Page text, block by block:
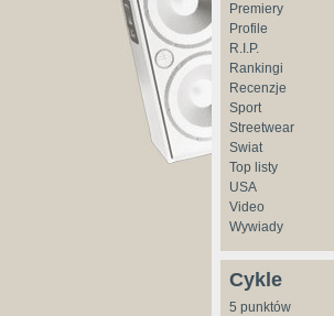
Premiery
Profile
R.I.P.
Rankingi
Recenzje
Sport
Streetwear
Świat
Top listy
USA
Video
Wywiady
Cykle
5 punktów